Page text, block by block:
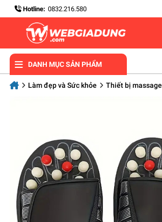
Hotline: 0832.216.580
DANH MỤC SẢN PHẨM
Làm đẹp và Sức khỏe Thiết bị massage